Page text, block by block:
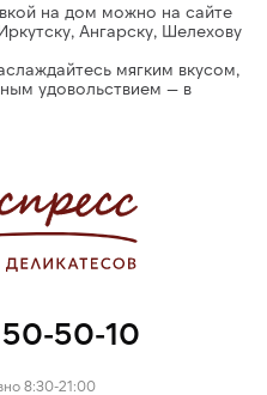
на дом можно на сайте
Ангарску, Шелехову
мягким вкусом,
удовольствием — в
50-10
8:30-21:00